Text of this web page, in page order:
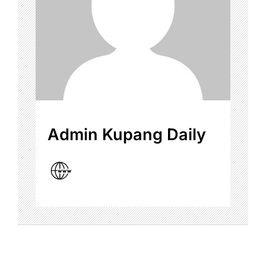
Admin Kupang Daily